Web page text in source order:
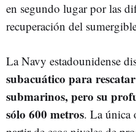
en segundo lugar por las
recuperación del
La Navy estadounidense
subacuático para
submarinos, pero su
sólo 600 metros. La única